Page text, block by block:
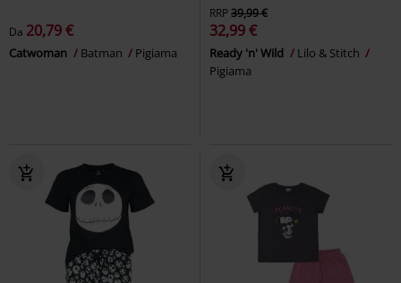
Da 20,79 €
Catwoman Batman Pigiama
RRP39,99 €
32,99 €
Ready 'n' Wild
Lilo & Stitch
Pigiama